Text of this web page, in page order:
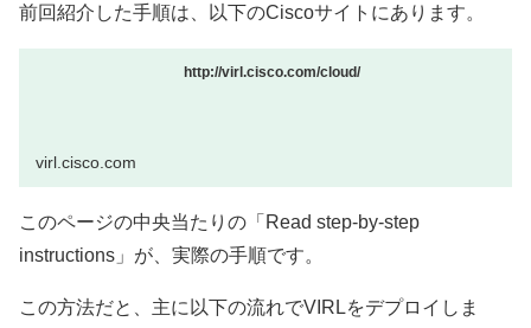
前回紹介した手順は、以下のCiscoサイトにあります。
http://virl.cisco.com/cloud/
virl.cisco.com
このページの中央当たりの「Read step-by-step
instructions」が、実際の手順です。
この方法だと、主に以下の流れでVIRLをデプロイしま